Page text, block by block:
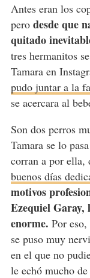
Antes eran los
pero desde que
quitado
tres hermanitos
Tamara en
pudo juntar a la
se acercara al
Son dos perros
Tamara se lo
corran a por ella,
buenos días
motivos
Ezequiel Garay,
enorme. Por
se puso muy
en el que no
le echó mucho de